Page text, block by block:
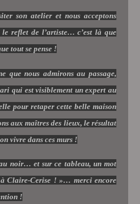
son atelier et nous acceptons
reflet de l’artiste… c’est là que
tout se pense !
que nous admirons au passage,
qui est visiblement un expert au
pour retaper cette belle maison
aux maîtres des lieux, le résultat
vivre dans ces murs !
noir… et sur ce tableau, un mot
Claire-Cerise ! »… merci encore
!